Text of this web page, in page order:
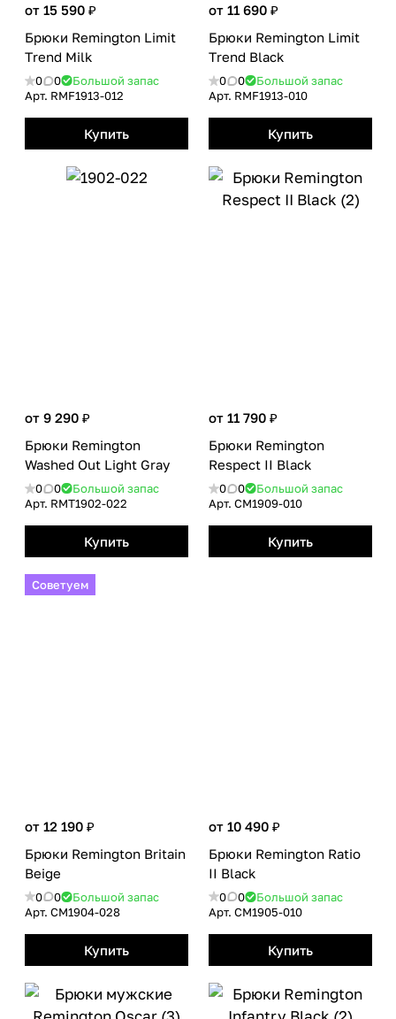
от 15 590 ₽
Брюки Remington Limit
Тrend Milk
0 0
Большой запас
Арт. RMF1913-012
Купить
от 11 690 ₽
Брюки Remington Limit
Тrend Black
0 0
Большой запас
Арт. RMF1913-010
Купить
от 9 290 ₽
Брюки Remington
Washed Out Light Gray
0 0
Большой запас
Арт. RMТ1902-022
Купить
от 11 790 ₽
Брюки Remington
Respect II Black
0 0
Большой запас
Арт. CM1909-010
Купить
Советуем
от 12 190 ₽
Брюки Remington Britain
Beige
0 0
Большой запас
Арт. CM1904-028
Купить
от 10 490 ₽
Брюки Remington Ratio
II Black
0 0
Большой запас
Арт. CM1905-010
Купить